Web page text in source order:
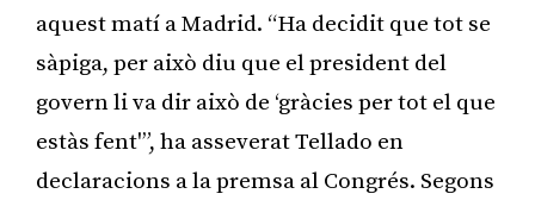
aquest matí a Madrid. “Ha decidit que tot se
sàpiga, per això diu que el president del
govern li va dir això de ‘gràcies per tot el que
estàs fent'”, ha asseverat Tellado en
declaracions a la premsa al Congrés. Segons